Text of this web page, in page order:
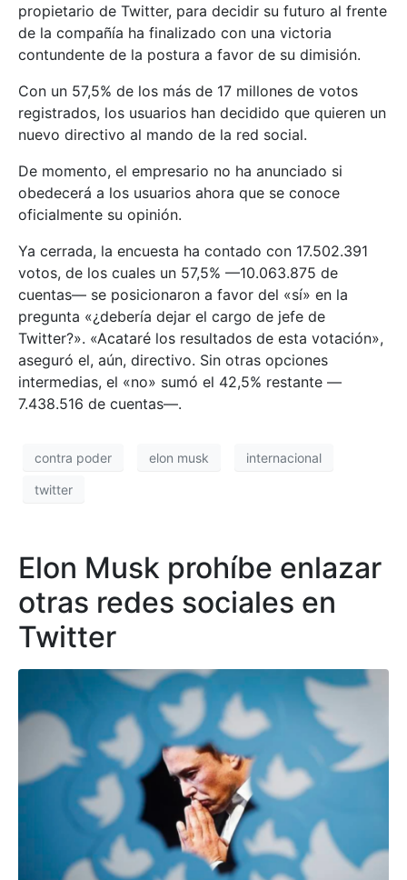
propietario de Twitter, para decidir su futuro al frente
de la compañía ha finalizado con una victoria
contundente de la postura a favor de su dimisión.
Con un 57,5% de los más de 17 millones de votos
registrados, los usuarios han decidido que quieren un
nuevo directivo al mando de la red social.
De momento, el empresario no ha anunciado si
obedecerá a los usuarios ahora que se conoce
oficialmente su opinión.
Ya cerrada, la encuesta ha contado con 17.502.391
votos, de los cuales un 57,5% —10.063.875 de
cuentas— se posicionaron a favor del «sí» en la
pregunta «¿debería dejar el cargo de jefe de
Twitter?». «Acataré los resultados de esta votación»,
aseguró el, aún, directivo. Sin otras opciones
intermedias, el «no» sumó el 42,5% restante —
7.438.516 de cuentas—.
contra poder elon musk internacional
twitter
Elon Musk prohíbe enlazar
otras redes sociales en
Twitter